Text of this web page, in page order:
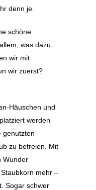
denn je.
schöne
was dazu
wir mit
wir zuerst?
Häuschen und
werden
genutzten
zu befreien. Mit
Wunder
mehr –
Sogar schwer